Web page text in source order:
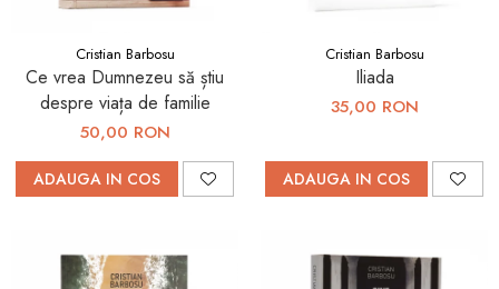
Cristian Barbosu
Ce vrea Dumnezeu să știu
despre viața de familie
50,00 RON
ADAUGA IN COS
Cristian Barbosu
Iliada
35,00 RON
ADAUGA IN COS